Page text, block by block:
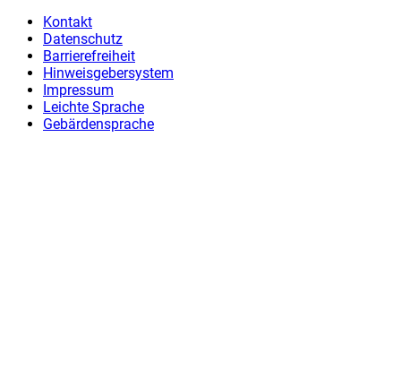
Kontakt
Datenschutz
Barrierefreiheit
Hinweisgebersystem
Impressum
Leichte Sprache
Gebärdensprache